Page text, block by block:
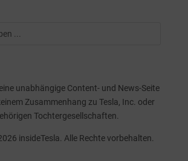
unabhängige Content- und News-Seite
Zusammenhang zu Tesla, Inc. oder
Tochtergesellschaften.
insideTesla. Alle Rechte vorbehalten.